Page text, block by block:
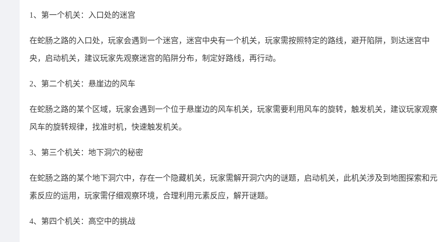
1、第一个机关：入口处的迷宫
在蛇肠之路的入口处，玩家会遇到一个迷宫，迷宫中央有一个机关，玩家需按照特定的路线，避开陷阱，到达迷宫中
央，启动机关，建议玩家先观察迷宫的陷阱分布，制定好路线，再行动。
2、第二个机关：悬崖边的风车
在蛇肠之路的某个区域，玩家会遇到一个位于悬崖边的风车机关，玩家需要利用风车的旋转，触发机关，建议玩家观察
风车的旋转规律，找准时机，快速触发机关。
3、第三个机关：地下洞穴的秘密
在蛇肠之路的某个地下洞穴中，存在一个隐藏机关，玩家需解开洞穴内的谜题，启动机关，此机关涉及到地图探索和元
素反应的运用，玩家需仔细观察环境，合理利用元素反应，解开谜题。
4、第四个机关：高空中的挑战